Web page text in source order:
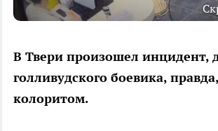
В Твери произошел инцидент,
голливудского боевика,
колоритом.